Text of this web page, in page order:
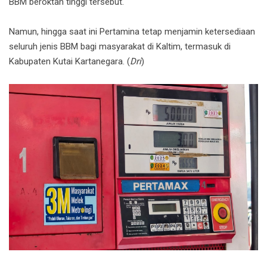
Namun, hingga saat ini Pertamina tetap menjamin ketersediaan
seluruh jenis BBM bagi masyarakat di Kaltim, termasuk di
Kabupaten Kutai Kartanegara. (Dri)